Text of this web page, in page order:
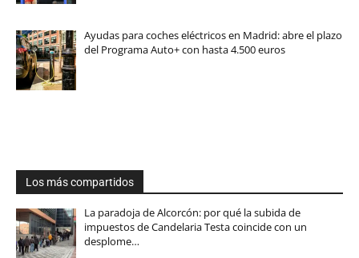
Ayudas para coches eléctricos en Madrid: abre el plazo
del Programa Auto+ con hasta 4.500 euros
Los más compartidos
La paradoja de Alcorcón: por qué la subida de
impuestos de Candelaria Testa coincide con un
desplome…